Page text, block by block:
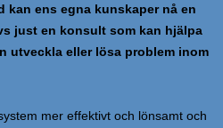
kan ens egna kunskaper nå en
just en konsult som kan hjälpa
utveckla eller lösa problem inom
mer effektivt och lönsamt och